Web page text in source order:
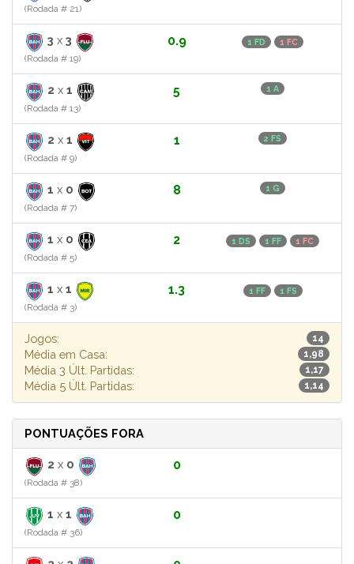
(Rodada # 21)
3 x 3
(Rodada # 19)
0.9 1 FD 1 FC
2 x 1
(Rodada # 13)
5 1 A
2 x 1
(Rodada # 9)
1 2 FS
1 x 0
(Rodada # 7)
8 1 G
1 x 0
(Rodada # 5)
2 1 DS 1 FF 1 FC
1 x 1
(Rodada # 3)
1.3 1 FF 1 FS
Jogos: 14
Média em Casa: 1,98
Média 3 Últ. Partidas: 1,17
Média 5 Últ. Partidas: 1,14
PONTUAÇÕES FORA
2 x 0
(Rodada # 38)
0
1 x 1
(Rodada # 36)
0